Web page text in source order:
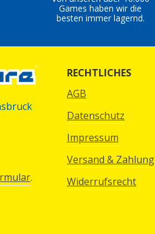
Games haben wir die
besten immer lagernd.
.
RECHTLICHES
AGB
Datenschutz
Impressum
Versand & Zahlung
Widerrufsrecht